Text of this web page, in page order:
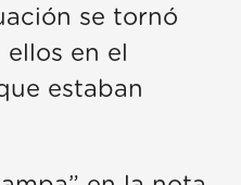
se tornó
en el
estaban